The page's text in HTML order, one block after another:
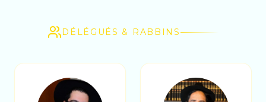
DÉLÉGUÉS & RABBINS